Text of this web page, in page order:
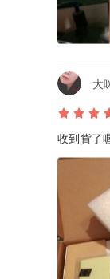
• 功率：
• 電源輸
• 音源輸
• 設計/產
＝＝＝＝
想看更多
大
收到貨了